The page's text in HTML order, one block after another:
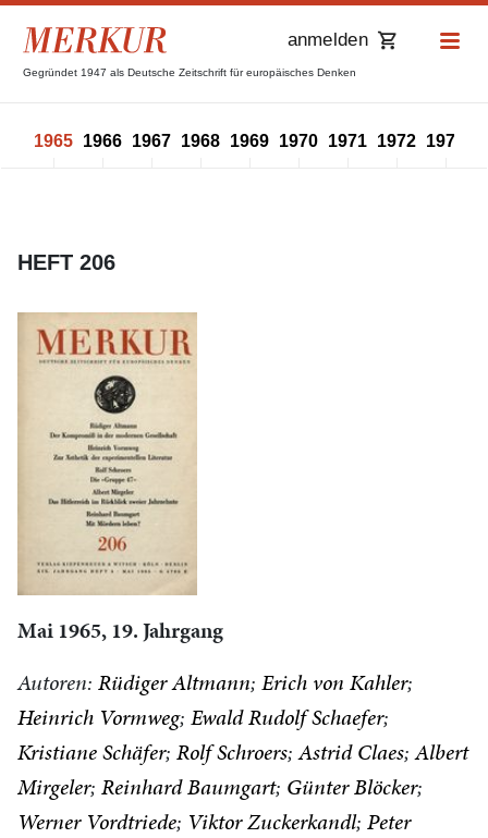
Gegründet 1947 als Deutsche Zeitschrift für europäisches Denken
anmelden
1965 1966 1967 1968 1969 1970 1971 1972 1973
HEFT 206
Mai 1965, 19. Jahrgang
Autoren: Rüdiger Altmann Erich von Kahler
Heinrich Vormweg Ewald Rudolf Schaefer
Kristiane Schäfer Rolf Schroers Astrid Claes Albert
Mirgeler Reinhard Baumgart Günter Blöcker
Werner Vordtriede Viktor Zuckerkandl Peter